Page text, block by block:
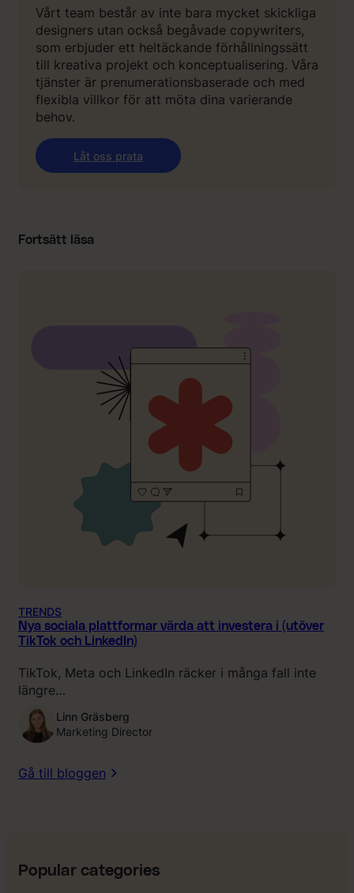
Vårt team består av inte bara mycket skickliga
designers utan också begåvade copywriters,
som erbjuder ett heltäckande förhållningssätt
till kreativa projekt och konceptualisering. Våra
tjänster är prenumerationsbaserade och med
flexibla villkor för att möta dina varierande
behov.
Låt oss prata
Fortsätt läsa
TRENDS
Nya sociala plattformar värda att investera i (utöver
TikTok och LinkedIn)
TikTok, Meta och LinkedIn räcker i många fall inte
längre…
Linn Gräsberg
Marketing Director
Gå till bloggen
Popular categories